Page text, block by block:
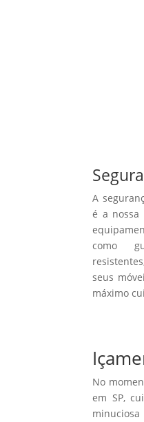
A
é a nossa
como
seus
máximo
No
em SP,